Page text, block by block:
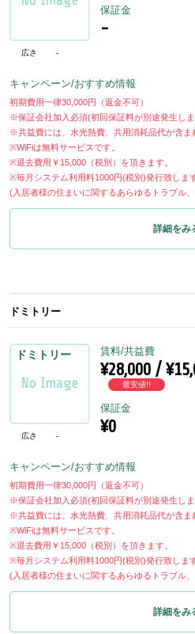
広さ -
保証金
-
キャンペーン/おすすめ情報
初期費用一律30,000円（返金不可）
※保証会社加入必須(初回保証料が別途発生しま
※共益費には、水光熱費、共用消耗品代が含ま
※WiFiは無料サービスです。
※退去費用￥15,000（税別）を頂きます。
※毎月システム利用料1000円(税別)発行致します
(入居者様の住まいに関するあらゆるトラブル
詳細をみ
ドミトリー
ドミトリー
広さ -
賃料/共益費
¥28,000 /
最安値!!
保証金
¥0
キャンペーン/おすすめ情報
初期費用一律30,000円（返金不可）
※保証会社加入必須(初回保証料が別途発生しま
※共益費には、水光熱費、共用消耗品代が含ま
※WiFiは無料サービスです。
※退去費用￥15,000（税別）を頂きます。
※毎月システム利用料1000円(税別)発行致します
(入居者様の住まいに関するあらゆるトラブル
詳細をみ